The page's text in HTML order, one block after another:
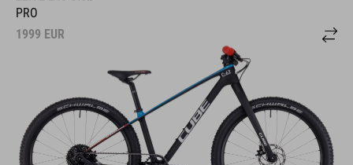
PRO
1999 EUR